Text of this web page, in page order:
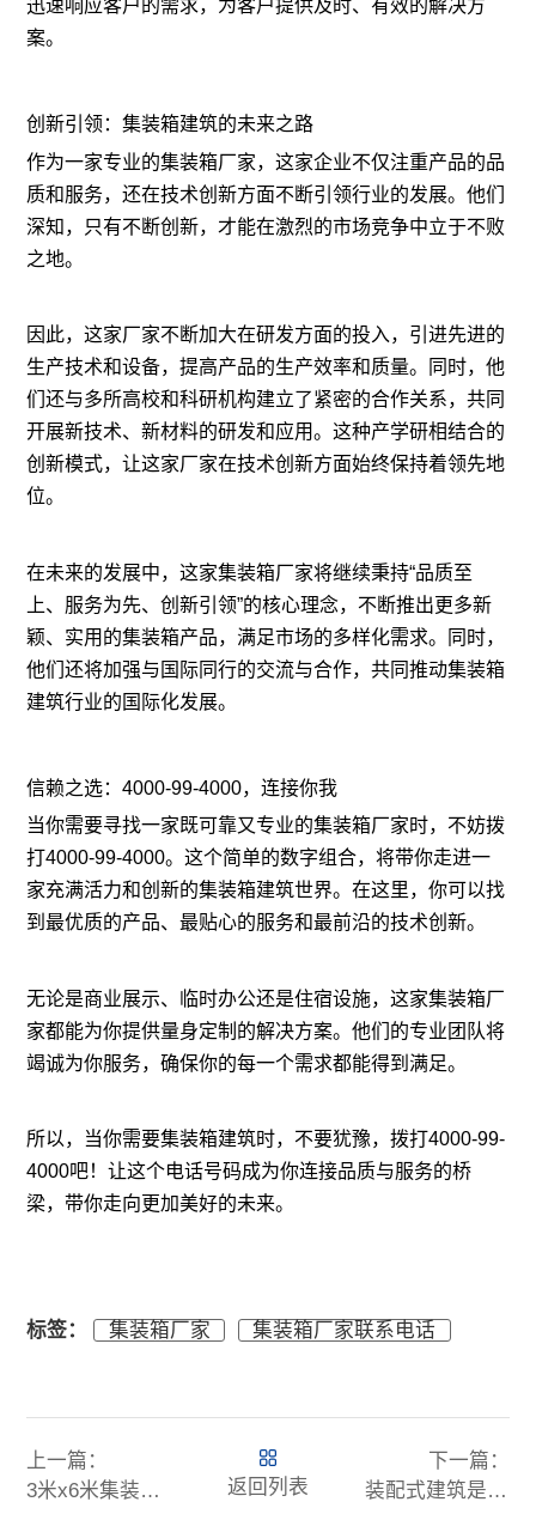
迅速响应客户的需求，为客户提供及时、有效的解决方
案。
创新引领：集装箱建筑的未来之路
作为一家专业的集装箱厂家，这家企业不仅注重产品的品
质和服务，还在技术创新方面不断引领行业的发展。他们
深知，只有不断创新，才能在激烈的市场竞争中立于不败
之地。
因此，这家厂家不断加大在研发方面的投入，引进先进的
生产技术和设备，提高产品的生产效率和质量。同时，他
们还与多所高校和科研机构建立了紧密的合作关系，共同
开展新技术、新材料的研发和应用。这种产学研相结合的
创新模式，让这家厂家在技术创新方面始终保持着领先地
位。
在未来的发展中，这家集装箱厂家将继续秉持“品质至
上、服务为先、创新引领”的核心理念，不断推出更多新
颖、实用的集装箱产品，满足市场的多样化需求。同时，
他们还将加强与国际同行的交流与合作，共同推动集装箱
建筑行业的国际化发展。
信赖之选：4000-99-4000，连接你我
当你需要寻找一家既可靠又专业的集装箱厂家时，不妨拨
打4000-99-4000。这个简单的数字组合，将带你走进一
家充满活力和创新的集装箱建筑世界。在这里，你可以找
到最优质的产品、最贴心的服务和最前沿的技术创新。
无论是商业展示、临时办公还是住宿设施，这家集装箱厂
家都能为你提供量身定制的解决方案。他们的专业团队将
竭诚为你服务，确保你的每一个需求都能得到满足。
所以，当你需要集装箱建筑时，不要犹豫，拨打4000-99-
4000吧！让这个电话号码成为你连接品质与服务的桥
梁，带你走向更加美好的未来。
标签： 集装箱厂家 集装箱厂家联系电话
上一篇：
3米x6米集装箱房建造需要多少钱
返回列表
下一篇：
装配式建筑是什么，装配式建筑优缺点有哪些